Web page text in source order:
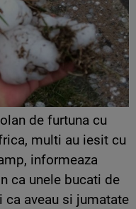
de furtuna cu
multi au iesit cu
informeaza
ca unele bucati de
ca aveau si jumatate